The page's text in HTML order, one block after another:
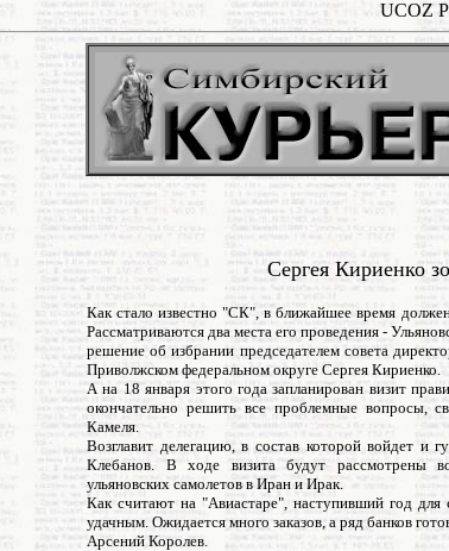
UCOZ
Сергея Кириенко
Как стало известно "СК", в ближайшее время
Рассматриваются два места его проведения -
решение об избрании председателем совета
Приволжском федеральном округе Сергея Кириенко.
А на 18 января этого года запланирован визит
окончательно решить все проблемные вопросы,
Камеля.
Возглавит делегацию, в состав которой войдет и
Клебанов. В ходе визита будут рассмотрены
ульяновских самолетов в Иран и Ирак.
Как считают на "Авиастаре", наступивший год для
удачным. Ожидается много заказов, а ряд банков
Арсений Королев.